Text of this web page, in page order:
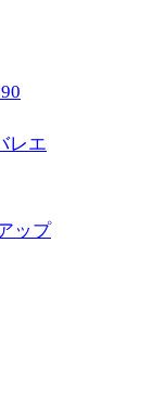
レエ
ップ